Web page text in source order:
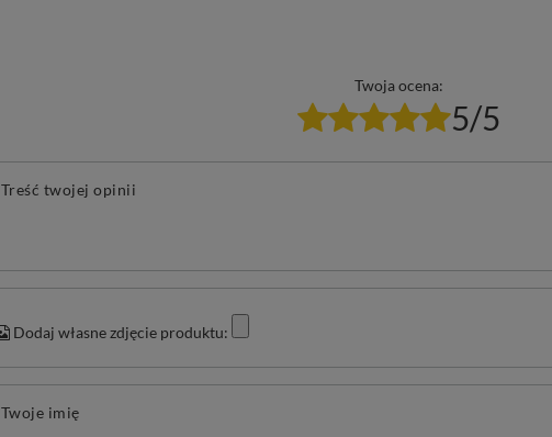
Twoja ocena:
5/5
Treść twojej opinii
Dodaj własne zdjęcie produktu:
Twoje imię